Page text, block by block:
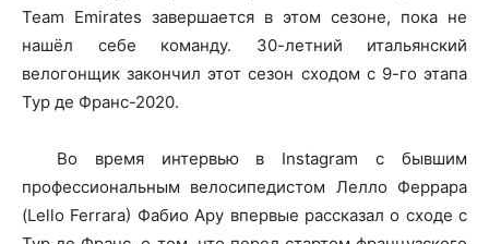
Team Emirates завершается в этом сезоне, пока не
нашёл себе команду. 30-летний итальянский
велогонщик закончил этот сезон сходом с 9-го этапа
Тур де Франс-2020.
Во время интервью в Instagram с бывшим
профессиональным велосипедистом Лелло Феррара
(Lello Ferrara) Фабио Ару впервые рассказал о сходе с